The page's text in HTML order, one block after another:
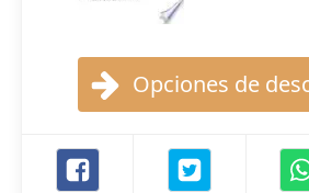
Opciones de